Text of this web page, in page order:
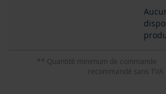
** Quantité minimum de commande
recommandé sans TVA